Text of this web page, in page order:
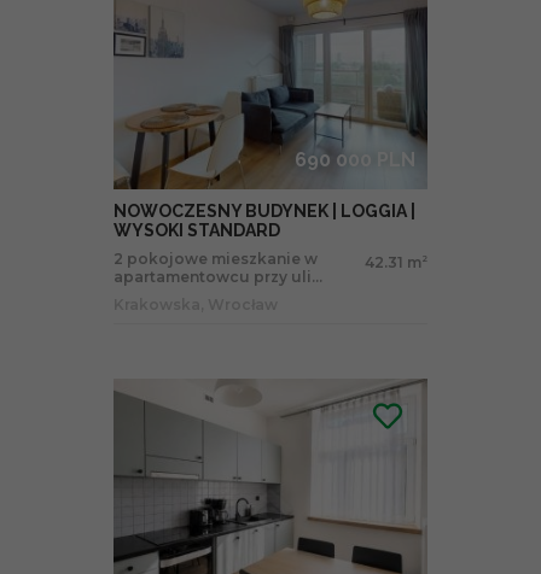
690 000 PLN
NOWOCZESNY BUDYNEK | LOGGIA |
WYSOKI STANDARD
2 pokojowe mieszkanie w
apartamentowcu przy uli...
42.31 m 2